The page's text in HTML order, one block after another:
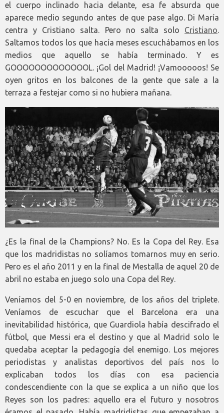
el cuerpo inclinado hacia delante, esa fe absurda que
aparece medio segundo antes de que pase algo. Di María
centra y Cristiano salta. Pero no salta solo Cristiano.
Saltamos todos los que hacía meses escuchábamos en los
medios que aquello se había terminado. Y es
GOOOOOOOOOOOOOL. ¡Gol del Madrid! ¡Vamooooos! Se
oyen gritos en los balcones de la gente que sale a la
terraza a festejar como si no hubiera mañana.
¿Es la final de la Champions? No. Es la Copa del Rey. Esa
que los madridistas no solíamos tomarnos muy en serio.
Pero es el año 2011 y en la final de Mestalla de aquel 20 de
abril no estaba en juego solo una Copa del Rey.
Veníamos del 5-0 en noviembre, de los años del triplete.
Veníamos de escuchar que el Barcelona era una
inevitabilidad histórica, que Guardiola había descifrado el
fútbol, que Messi era el destino y que al Madrid solo le
quedaba aceptar la pedagogía del enemigo. Los mejores
periodistas y analistas deportivos del país nos lo
explicaban todos los días con esa paciencia
condescendiente con la que se explica a un niño que los
Reyes son los padres: aquello era el futuro y nosotros